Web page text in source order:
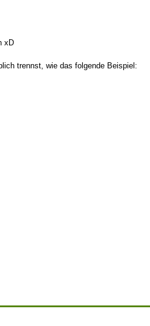
xD
trennst, wie das folgende Beispiel: